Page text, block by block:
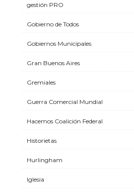
gestión PRO
Gobierno de Todos
Gobiernos Municipales
Gran Buenos Aires
Gremiales
Guerra Comercial Mundial
Hacemos Coalición Federal
Historietas
Hurlingham
Iglesia